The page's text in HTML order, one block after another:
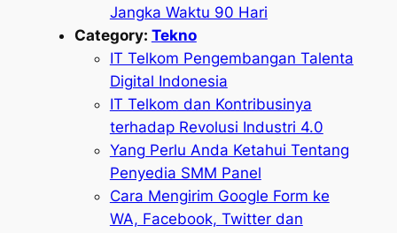
Jangka Waktu 90 Hari
Category: Tekno
IT Telkom Pengembangan Talenta
Digital Indonesia
IT Telkom dan Kontribusinya
terhadap Revolusi Industri 4.0
Yang Perlu Anda Ketahui Tentang
Penyedia SMM Panel
Cara Mengirim Google Form ke
WA, Facebook, Twitter dan